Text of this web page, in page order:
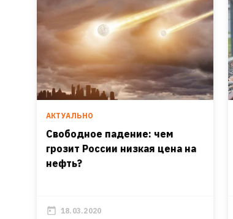
АКТУАЛЬНО
Свободное падение: чем
грозит России низкая цена на
нефть?
18.03.2020